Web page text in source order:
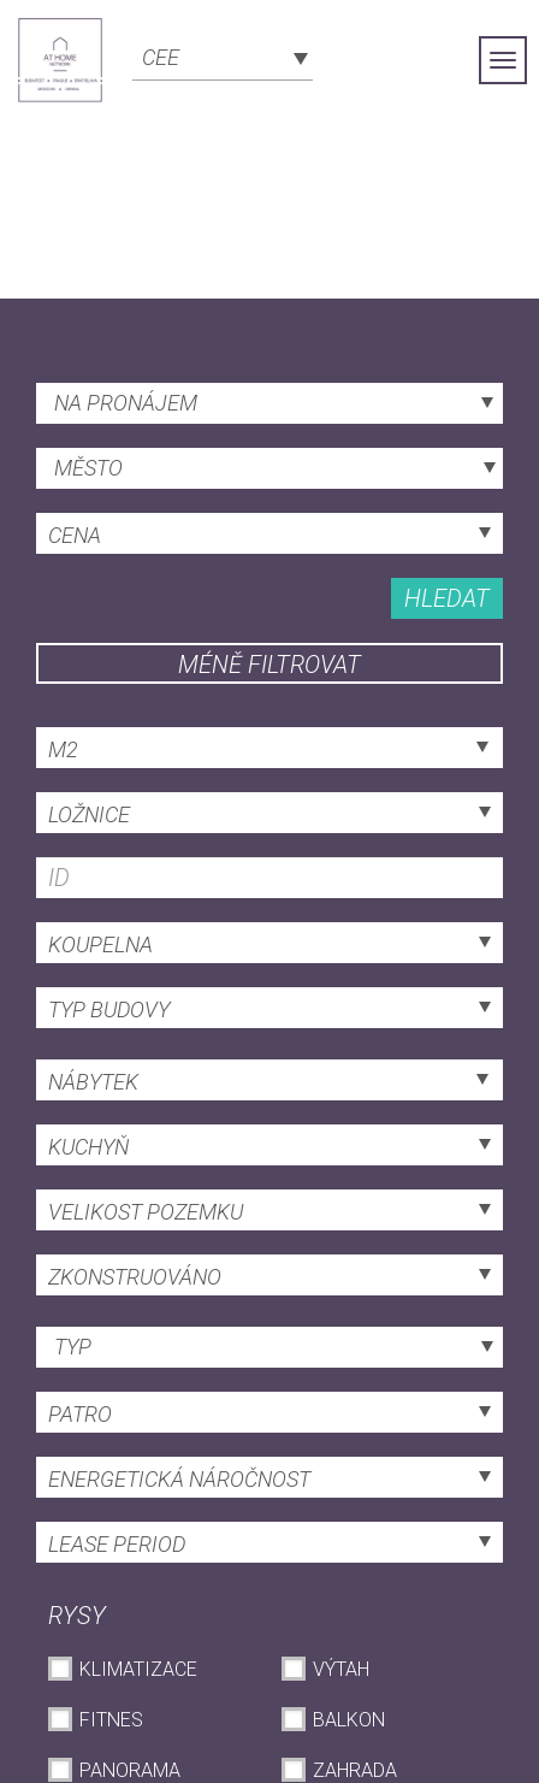
CEE
NA PRONÁJEM
MĚSTO
CENA
HLEDAT
MÉNĚ FILTROVAT
M2
LOŽNICE
KOUPELNA
TYP BUDOVY
NÁBYTEK
KUCHYŇ
VELIKOST POZEMKU
ZKONSTRUOVÁNO
TYP
PATRO
ENERGETICKÁ NÁROČNOST
LEASE PERIOD
RYSY
KLIMATIZACE VÝTAH
FITNES BALKON
PANORAMA ZAHRADA